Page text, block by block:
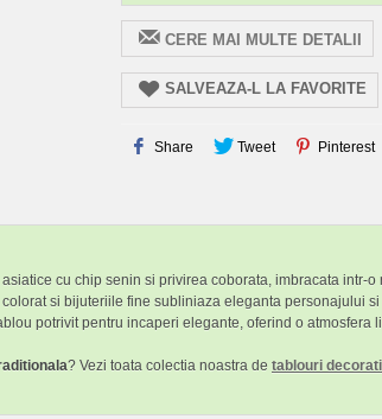
CERE MAI MULTE DETALII
SALVEAZA-L LA FAVORITE
Share Tweet Pinterest
cu chip senin si privirea coborata, imbracata
si bijuteriile fine subliniaza eleganta personajului
potrivit pentru incaperi elegante, oferind o atmosfera
? Vezi toata colectia noastra de tablouri